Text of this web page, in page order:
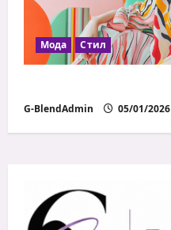
Мода Стил
G-BlendAdmin 05/01/2026